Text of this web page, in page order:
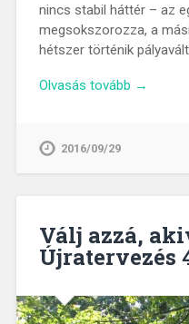
nincs stabil háttér – az
megsokszorozza, a
hétszer történik
Olvasás tovább →
2016/09/29
Válj azzá,
Újratervezés